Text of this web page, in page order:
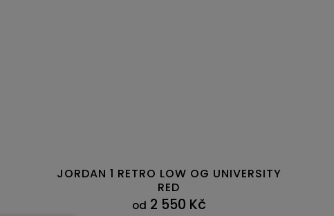
JORDAN 1 RETRO LOW OG UNIVERSITY
RED
od 2 550 Kč